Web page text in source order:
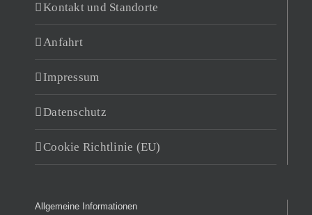
Kontakt und Standorte
Anfahrt
Impressum
Datenschutz
Cookie Richtlinie (EU)
Allgemeine Informationen